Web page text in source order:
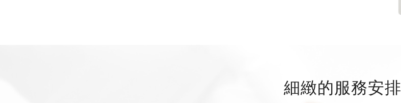
細緻的服務安排